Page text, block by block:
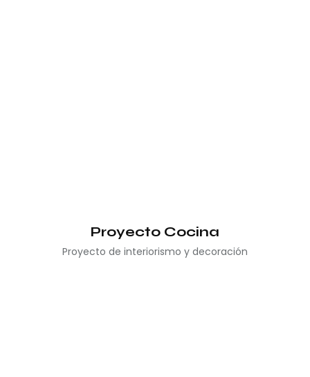
Proyecto Cocina
Proyecto de interiorismo y decoración